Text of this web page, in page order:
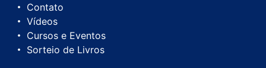
Contato
Vídeos
Cursos e Eventos
Sorteio de Livros